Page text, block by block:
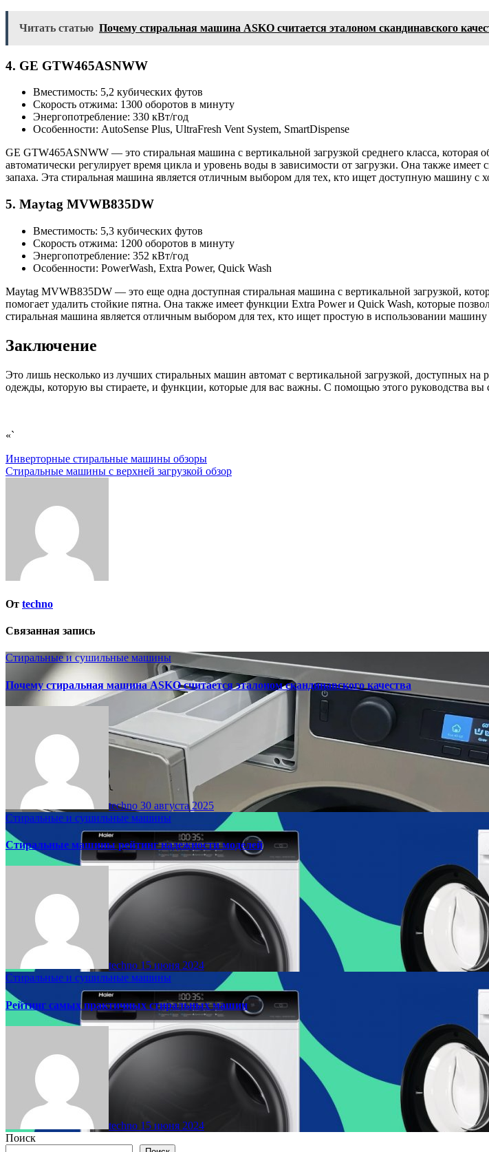
Читать статью Почему стиральная машина ASKO считается эталоном скандинавского
4. GE GTW465ASNWW
Вместимость: 5,2 кубических футов
Скорость отжима: 1300 оборотов в минуту
Энергопотребление: 330 кВт/год
Особенности: AutoSense Plus, UltraFresh Vent System, SmartDispense
GE GTW465ASNWW — это стиральная машина с вертикальной загрузкой среднего класса,
автоматически регулирует время цикла и уровень воды в зависимости от загрузки. Она также имеет
запаха. Эта стиральная машина является отличным выбором для тех, кто ищет доступную машину с
5. Maytag MVWB835DW
Вместимость: 5,3 кубических футов
Скорость отжима: 1200 оборотов в минуту
Энергопотребление: 352 кВт/год
Особенности: PowerWash, Extra Power, Quick Wash
Maytag MVWB835DW — это еще одна доступная стиральная машина с вертикальной загрузкой,
помогает удалить стойкие пятна. Она также имеет функции Extra Power и Quick Wash, которые
стиральная машина является отличным выбором для тех, кто ищет простую в использовании
Заключение
Это лишь несколько из лучших стиральных машин автомат с вертикальной загрузкой, доступных
одежды, которую вы стираете, и функции, которые для вас важны. С помощью этого руководства
«`
Навигация
по
Инверторные стиральные машины обзоры
Стиральные машины с верхней загрузкой обзор
От techno
Связанная запись
Стиральные и сушильные машины
Почему стиральная машина ASKO считается эталоном скандинавского качества
techno 30 августа 2025
Стиральные и сушильные машины
Стиральные машины рейтинг надежности моделей
techno 15 июня 2024
Стиральные и сушильные машины
Рейтинг самых практичных стиральных машин
techno 15 июня 2024
Поиск